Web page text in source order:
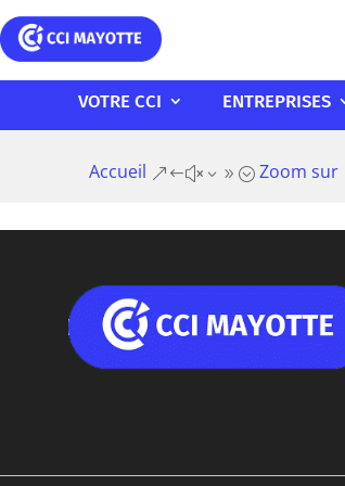
VOTRE CCI ENTREPRISES
Accueil &#x39; Zoom sur